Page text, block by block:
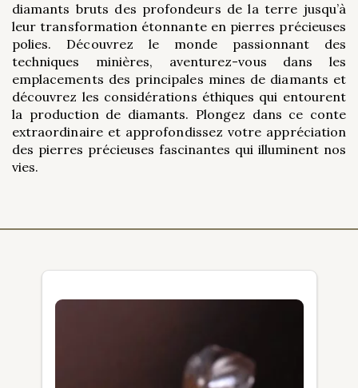
diamants bruts des profondeurs de la terre jusqu’à
leur transformation étonnante en pierres précieuses
polies. Découvrez le monde passionnant des
techniques minières, aventurez-vous dans les
emplacements des principales mines de diamants et
découvrez les considérations éthiques qui entourent
la production de diamants. Plongez dans ce conte
extraordinaire et approfondissez votre appréciation
des pierres précieuses fascinantes qui illuminent nos
vies.